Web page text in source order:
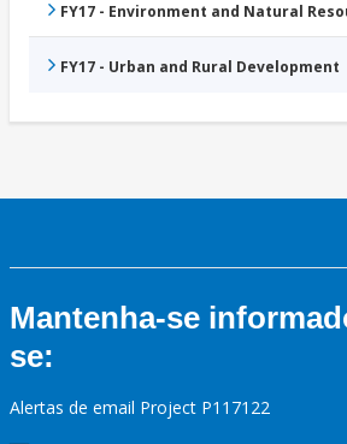
FY17 - Environment and Natural
FY17 - Urban and Rural Development
Mantenha-se
se:
Alertas de email Project P117122